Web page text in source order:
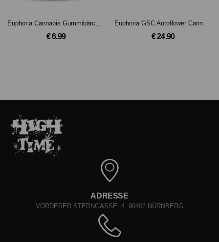
€ 6.99 € 24.90
ADRESSE
VORDERER STERNGASSE. 4, 90402 NÜRNBERG